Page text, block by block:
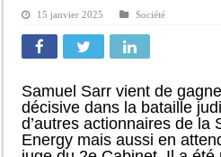
15 janvier 2025 Société
Samuel Sarr vient de
décisive dans la bataille
d’autres actionnaires de la
Energy mais aussi en